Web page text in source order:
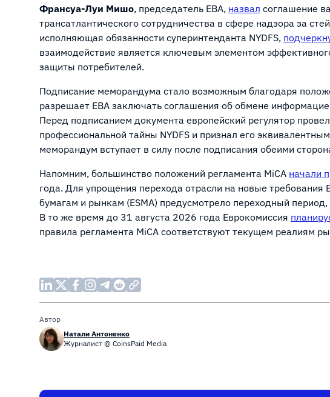
Франсуа-Луи Мишо, председатель EBA, назвал соглашение
трансатлантического сотрудничества в сфере надзора за
исполняющая обязанности суперинтенданта NYDFS,
взаимодействие является ключевым элементом
защиты потребителей.
Подписание меморандума стало возможным благодаря
разрешает EBA заключать соглашения об обмене
Перед подписанием документа европейский регулятор
профессиональной тайны NYDFS и признал его
меморандум вступает в силу после подписания обеими
Напомним, большинство положений регламента MiCA начали
года. Для упрощения перехода отрасли на новые требования
бумагам и рынкам (ESMA) предусмотрело переходный
В то же время до 31 августа 2026 года Еврокомиссия
правила регламента MiCA соответствуют текущем реалиям
Автор
Натали Антоненко
Журналист @ CoinsPaid Media